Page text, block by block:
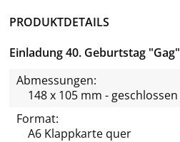
PRODUKTDETAILS
Einladung 40. Geburtstag "Gag"
Abmessungen:
148 x 105 mm - geschlossen
Format:
A6 Klappkarte quer